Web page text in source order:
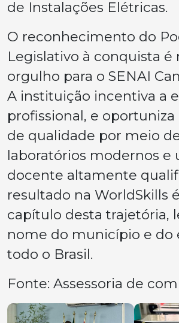
de Instalações Elétricas.
O reconhecimento do
Legislativo à conquista é
orgulho para o SENAI
A instituição incentiva a
profissional, e
de qualidade por meio
laboratórios modernos e
docente altamente
resultado na WorldSkills
capítulo desta trajetória,
nome do município e do
todo o Brasil.
Fonte: Assessoria de